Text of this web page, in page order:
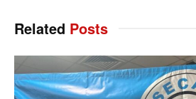
Related Posts